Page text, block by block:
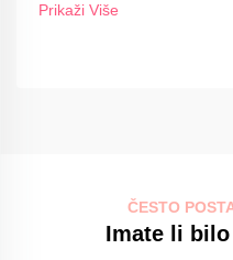
Prikaži Više
ČESTO
Imate li